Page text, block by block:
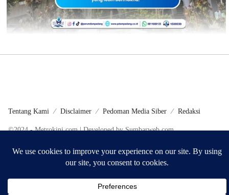
Tentang Kami Disclaimer Pedoman Media Siber Redaksi
©2024 - Metrokini.com | Developed by Sumbarweb.com